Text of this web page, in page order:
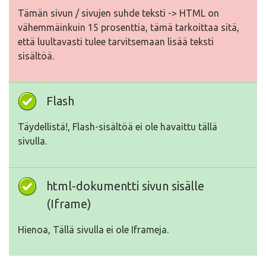
Tämän sivun / sivujen suhde teksti -> HTML on
vähemmäinkuin 15 prosenttia, tämä tarkoittaa sitä,
että luultavasti tulee tarvitsemaan lisää teksti
sisältöä.
Flash
Täydellistä!, Flash-sisältöä ei ole havaittu tällä
sivulla.
html-dokumentti sivun sisälle
(Iframe)
Hienoa, Tällä sivulla ei ole Iframeja.